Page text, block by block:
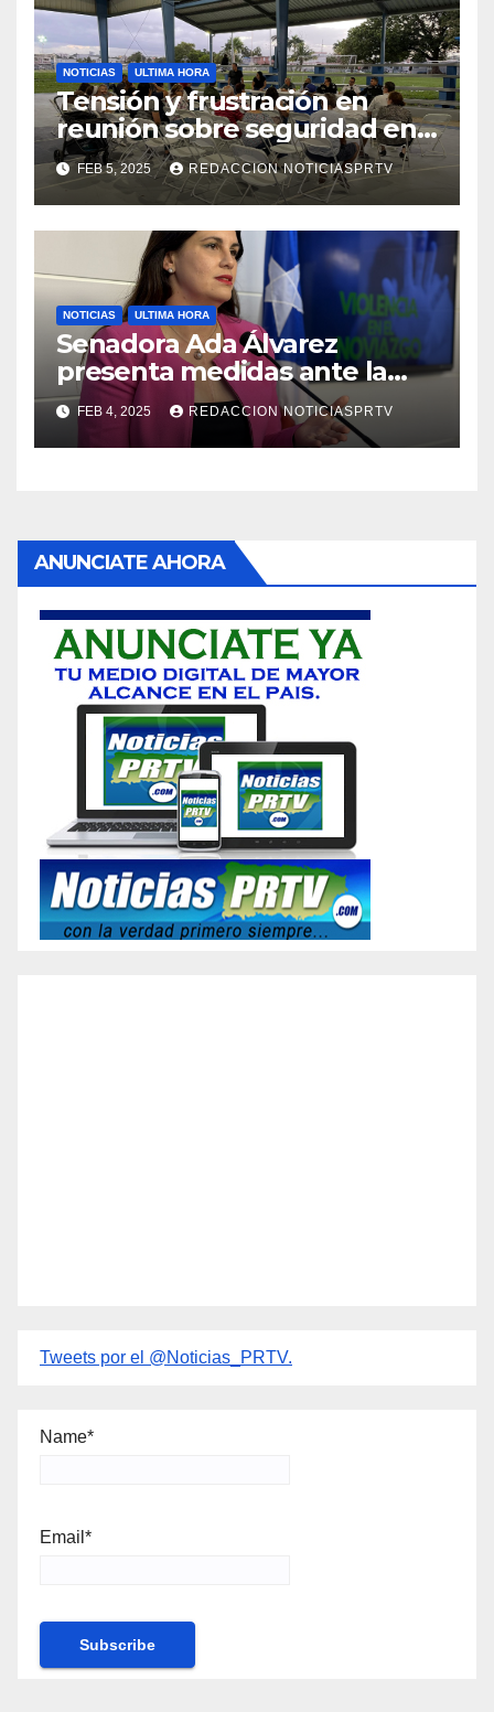
NOTICIAS ULTIMA HORA
Tensión y frustración en
reunión sobre seguridad en
Reparto Metropolitano
FEB 5, 2025 REDACCION NOTICIASPRTV
NOTICIAS ULTIMA HORA
Senadora Ada Álvarez
presenta medidas ante la
violencia en el noviazgo
FEB 4, 2025 REDACCION NOTICIASPRTV
ANUNCIATE AHORA
Tweets por el @Noticias_PRTV.
Name*
Email*